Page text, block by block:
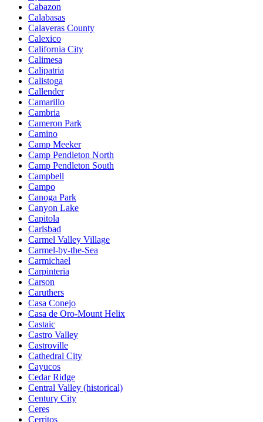
Cabazon
Calabasas
Calaveras County
Calexico
California City
Calimesa
Calipatria
Calistoga
Callender
Camarillo
Cambria
Cameron Park
Camino
Camp Meeker
Camp Pendleton North
Camp Pendleton South
Campbell
Campo
Canoga Park
Canyon Lake
Capitola
Carlsbad
Carmel Valley Village
Carmel-by-the-Sea
Carmichael
Carpinteria
Carson
Caruthers
Casa Conejo
Casa de Oro-Mount Helix
Castaic
Castro Valley
Castroville
Cathedral City
Cayucos
Cedar Ridge
Central Valley (historical)
Century City
Ceres
Cerritos